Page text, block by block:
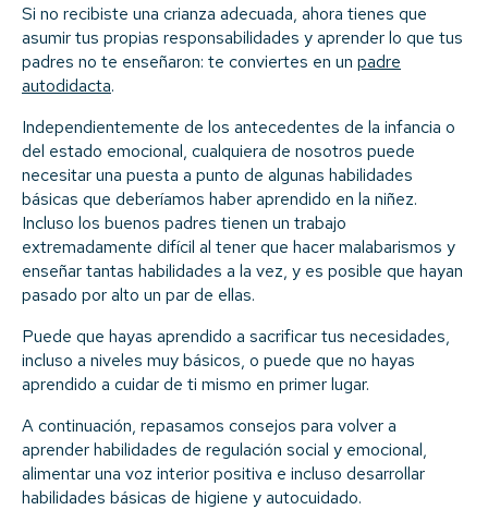
Si no recibiste una crianza adecuada, ahora tienes que
asumir tus propias responsabilidades y aprender lo que tus
padres no te enseñaron: te conviertes en un padre
autodidacta.
Independientemente de los antecedentes de la infancia o
del estado emocional, cualquiera de nosotros puede
necesitar una puesta a punto de algunas habilidades
básicas que deberíamos haber aprendido en la niñez.
Incluso los buenos padres tienen un trabajo
extremadamente difícil al tener que hacer malabarismos y
enseñar tantas habilidades a la vez, y es posible que hayan
pasado por alto un par de ellas.
Puede que hayas aprendido a sacrificar tus necesidades,
incluso a niveles muy básicos, o puede que no hayas
aprendido a cuidar de ti mismo en primer lugar.
A continuación, repasamos consejos para volver a
aprender habilidades de regulación social y emocional,
alimentar una voz interior positiva e incluso desarrollar
habilidades básicas de higiene y autocuidado.